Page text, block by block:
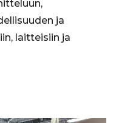
ja
laitteisiin ja